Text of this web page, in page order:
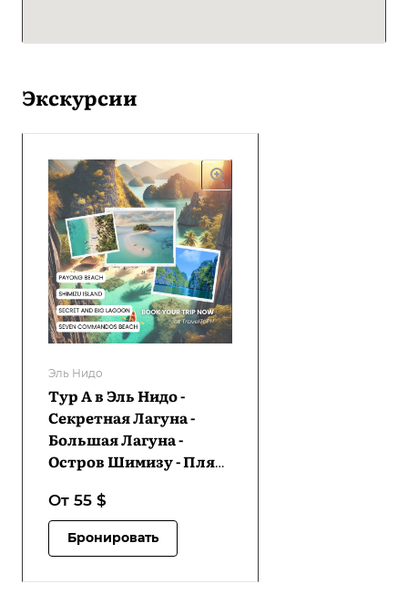
Экскурсии
Эль Нидо
Тур А в Эль Нидо -
Секретная Лагуна -
Большая Лагуна -
Остров Шимизу - Пляж
7 коммандо | LP-
TAENSLBLSIPPBSCB-D1
От 55 $
Бронировать